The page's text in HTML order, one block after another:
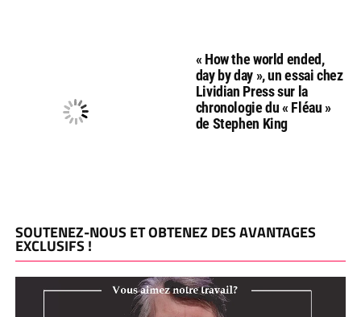
« How the world ended,
day by day », un essai chez
Lividian Press sur la
chronologie du « Fléau »
de Stephen King
SOUTENEZ-NOUS ET OBTENEZ DES AVANTAGES
EXCLUSIFS !